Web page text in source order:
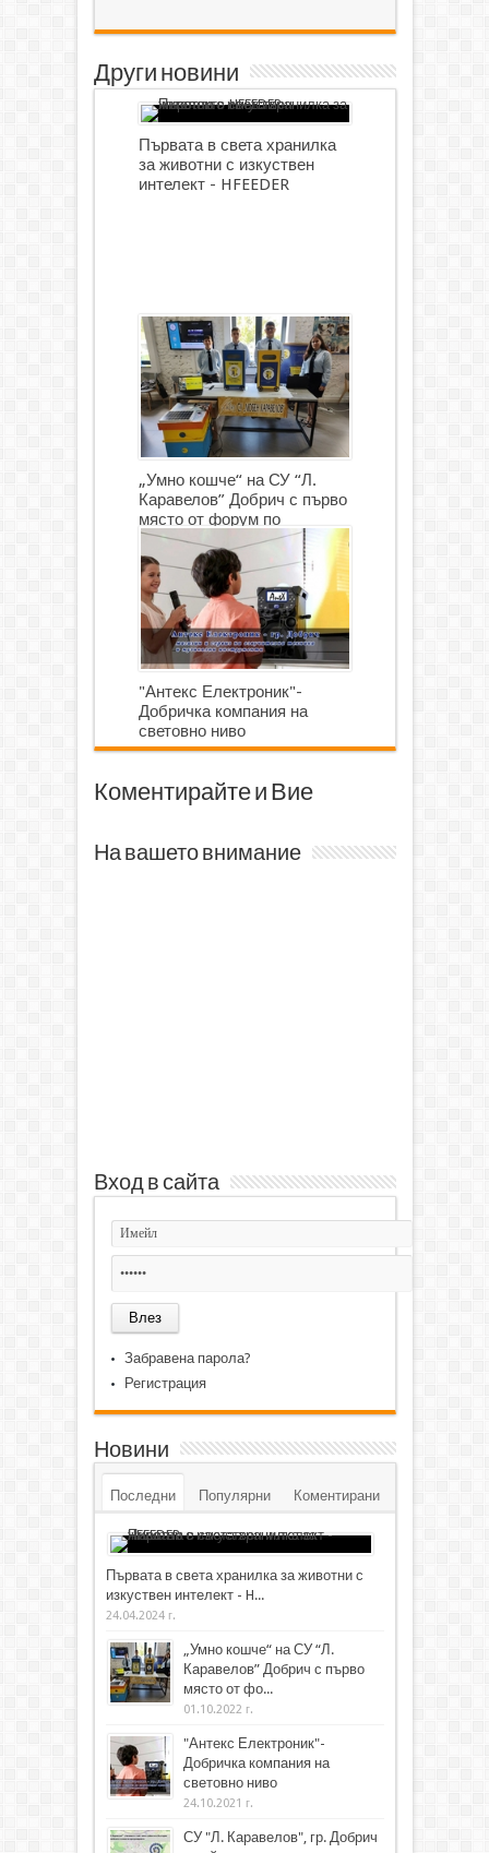
Други новини
Първата в света хранилка
за животни с изкуствен
интелект - HFEEDER
„Умно кошче“ на СУ “Л.
Каравелов” Добрич с първо
място от форум по
роботика
"Антекс Електроник"-
Добричка компания на
световно ниво
Коментирайте и Вие
На вашето внимание
Вход в сайта
Забравена парола?
Регистрация
Новини
Последни Популярни Коментирани
Първата в света хранилка за животни с
изкуствен интелект - H...
24.04.2024 г.
„Умно кошче“ на СУ “Л.
Каравелов” Добрич с първо
място от фо...
01.10.2022 г.
"Антекс Електроник"-
Добричка компания на
световно ниво
24.10.2021 г.
СУ "Л. Каравелов", гр. Добрич